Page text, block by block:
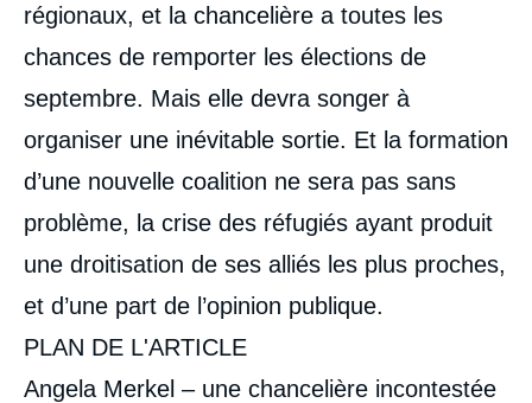
régionaux, et la chancelière a toutes les
chances de remporter les élections de
septembre. Mais elle devra songer à
organiser une inévitable sortie. Et la formation
d’une nouvelle coalition ne sera pas sans
problème, la crise des réfugiés ayant produit
une droitisation de ses alliés les plus proches,
et d’une part de l’opinion publique.
PLAN DE L'ARTICLE
Angela Merkel – une chancelière incontestée